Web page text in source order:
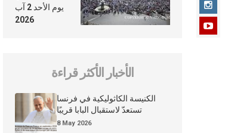
يوم الأحد 2 آب
2026
الأخبار الأكثر قراءة
الكنيسة الكاثوليكية في فرنسا
تستعدّ لاستقبال البابا قريبًا
8 May 2026